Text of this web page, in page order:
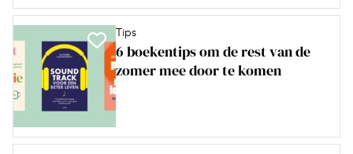
Tips
6 boekentips om de rest van de
zomer mee door te komen